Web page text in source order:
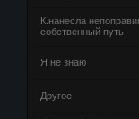
К.нанесла
собственный путь
Я не знаю
Другое